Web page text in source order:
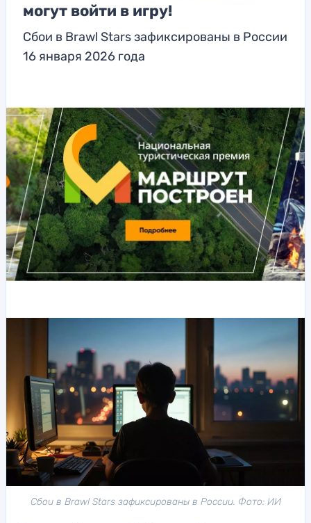
могут войти в игру!
Сбои в Brawl Stars зафиксированы в России
16 января 2026 года
Сбои в Brawl Stars зафиксированы в России. Фото: ИИ